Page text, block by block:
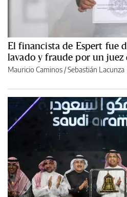
El financista de Espert fue
lavado y fraude por un juez
Mauricio Caminos /Sebastián Lacunza